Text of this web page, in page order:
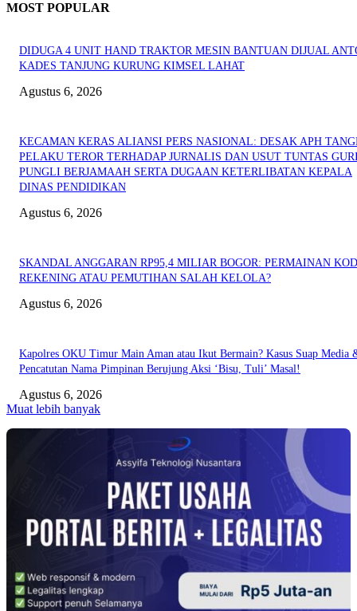
MOST POPULAR
DIDUGA 4 UNIT HAND TRAKTOR MESIN BANTUAN DIJUAL
KADES TANJUNG KURUNG KIMSEL LAHAT
Agustus 6, 2026
KECAMAN KERAS ALIANSI PERS NASIONAL: DESAK APH
PELAKU TEROR TERHADAP JURNALIS DAN USUT TUNTAS
PUNGLI BERJAMAAH SERTA DUGAAN KETERLIBATAN KEPALA
DINAS PENDIDIKAN
Agustus 6, 2026
SKANDAL ANGGARAN RP95,4 MILIAR BOGOR: PERMAINAN
REKENING ATAU PEMUTIHAN SALAH KELOLA?
Agustus 6, 2026
Kapolres OKU Timur Main Aman atau Ikut Bermain? Kasus Suap Media
Pencatutan Nama Pimpinan Berujung Aksi ‘Bisu, Tuli’ Masal!
Agustus 6, 2026
Muat lebih banyak